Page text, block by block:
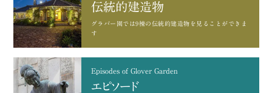
伝統的建造物
グラバー園では9棟の 伝統的建造物を見ることができま
す
Episodes of Glover Garden
エピソード